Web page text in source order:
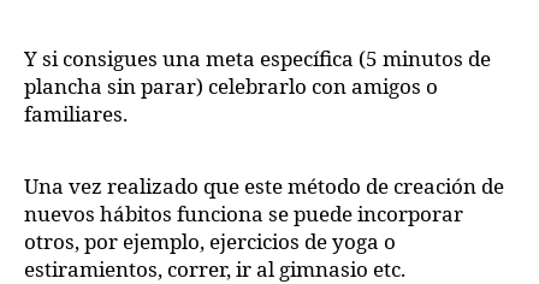
Y si consigues una meta específica (5 minutos de
plancha sin parar) celebrarlo con amigos o
familiares.
Una vez realizado que este método de creación de
nuevos hábitos funciona se puede incorporar
otros, por ejemplo, ejercicios de yoga o
estiramientos, correr, ir al gimnasio etc.